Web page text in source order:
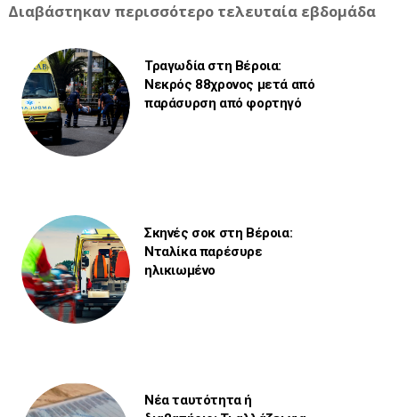
Διαβάστηκαν περισσότερο τελευταία εβδομάδα
Τραγωδία στη Βέροια:
Νεκρός 88χρονος μετά από
παράσυρση από φορτηγό
Σκηνές σοκ στη Βέροια:
Νταλίκα παρέσυρε
ηλικιωμένο
Νέα ταυτότητα ή